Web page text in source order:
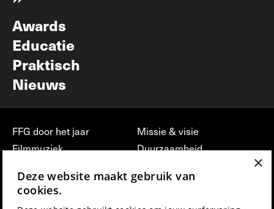
Awards
Educatie
Praktisch
Nieuws
FFG door het jaar
Filmmuziek
Press & Industry
Missie & visie
Duurzaamheid
vrijwilligerswerk bij FFG
×
Deze website maakt gebruik van
cookies.